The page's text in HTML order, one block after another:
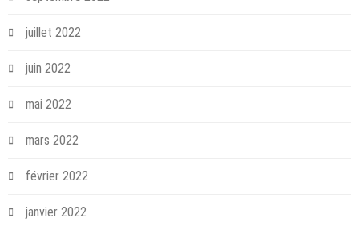
juillet 2022
juin 2022
mai 2022
mars 2022
février 2022
janvier 2022